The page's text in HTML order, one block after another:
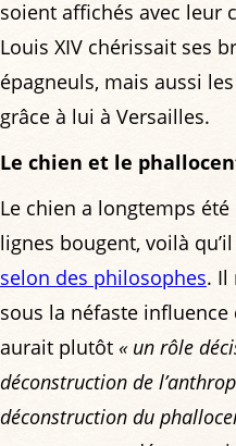
soient affichés avec leur
Louis XIV chérissait ses
épagneuls, mais aussi
grâce à lui à Versailles.
Le chien et le
Le chien a longtemps
lignes bougent, voilà
selon des philosophes. Il
sous la néfaste
aurait plutôt « un rôle
déconstruction de
déconstruction du